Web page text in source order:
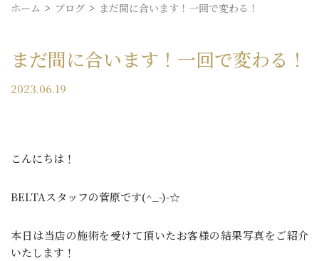
ホーム ブログ まだ間に合います！一回で変わる！
まだ間に合います！一回で変わる！
2023.06.19
こんにちは！
BELTAスタッフの菅原です(^_-)-☆
本日は当店の施術を受けて頂いたお客様の結果写真をご紹介
いたします！